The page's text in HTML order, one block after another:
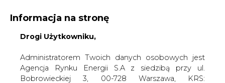
KONTAKT:
WIELKOŚĆ TEKSTU A A
Informacja na stronę
Drogi Użytkowniku,
Administratorem Twoich danych osobowych jest
Agencja Rynku Energii S.A z siedzibą przy ul.
Bobrowieckiej 3, 00-728 Warszawa, KRS: